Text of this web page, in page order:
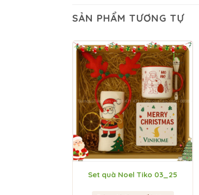
SẢN PHẨM TƯƠNG TỰ
Set quà Noel Tiko 03_25